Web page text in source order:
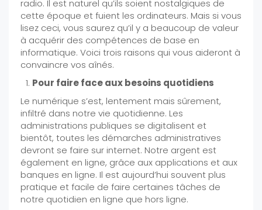
radio. Il est naturel qu’ils soient nostalgiques de
cette époque et fuient les ordinateurs. Mais si vous
lisez ceci, vous saurez qu’il y a beaucoup de valeur
à acquérir des compétences de base en
informatique. Voici trois raisons qui vous aideront à
convaincre vos aînés.
Pour faire face aux besoins quotidiens
Le numérique s’est, lentement mais sûrement,
infiltré dans notre vie quotidienne. Les
administrations publiques se digitalisent et
bientôt, toutes les démarches administratives
devront se faire sur internet. Notre argent est
également en ligne, grâce aux applications et aux
banques en ligne. Il est aujourd’hui souvent plus
pratique et facile de faire certaines tâches de
notre quotidien en ligne que hors ligne.